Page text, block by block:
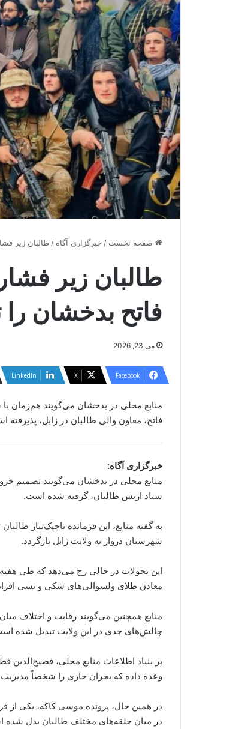
صفحه نخست / خبرگزاری آگاه / طالبان زیر
طالبان زیر
فاتح بدخشان
می 23, 2026
Facebook
X
LinkedIn
منابع محلی در بدخشان می‌گویند هم‌زمان
فاتح، معاون والی طالبان در زابل،
خبرگزاری آگاه:
منابع محلی در بدخشان می‌گویند تصمیم
ستاد ارتش طالبان، گرفته شده است.
به گفته منابع، این فرمانده تاجیک‌تبار
شهرستان درواز به ولایت زابل بازگردد.
این تحولات در حالی رخ می‌دهد که طی
معادن طلای ولسوالی‌های شکی و نسی
منابع همچنین می‌گویند رقابت و اختلاف
چالش‌های جدی در این ولایت تبدیل شده
بر بنیاد اطلاعات منابع محلی،
وعده داده که بحران جاری را شخصاً
در همین حال، پرونده موسی کاکه، یکی از
در میان حلقه‌های مختلف طالبان بدل